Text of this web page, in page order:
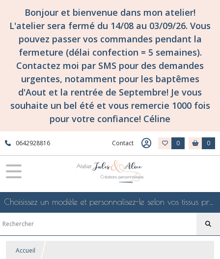
Bonjour et bienvenue dans mon atelier!
L'atelier sera fermé du 14/08 au 03/09/26. Vous
pouvez passer vos commandes pendant la
fermeture (délai confection = 5 semaines).
Contactez moi par SMS pour des demandes
urgentes, notamment pour les baptêmes
d'Aout et la rentrée de Septembre! Je vous
souhaite un bel été et vous remercie 1000 fois
pour votre confiance! Céline
0642928816 Contact 0 0
Choisissez un modèle et personnalisez-le selon vos tissus préférés de mes collections en ligne, je le confectionnerai selon vos souhaits
Accueil